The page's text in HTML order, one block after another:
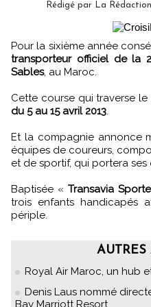
Rédigé par La Rédaction
Pour la sixième année
transporteur officiel de la
Sables, au Maroc.
Cette course qui traverse
du 5 au 15 avril 2013.
Et la compagnie annonce
équipes de coureurs,
et de sportif, qui portera ses
Baptisée « Transavia
trois enfants handicapés
périple.
AUTRES
Royal Air Maroc, un hub
Denis Laus nommé
Bay Marriott Resort